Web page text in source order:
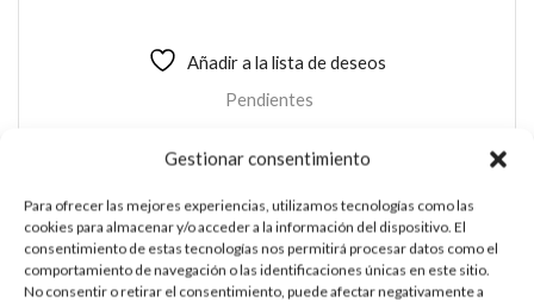
Gestionar consentimiento
Para ofrecer las mejores experiencias, utilizamos tecnologías como las
cookies para almacenar y/o acceder a la información del dispositivo. El
consentimiento de estas tecnologías nos permitirá procesar datos como el
comportamiento de navegación o las identificaciones únicas en este sitio.
No consentir o retirar el consentimiento, puede afectar negativamente a
Añadir a la lista de deseos
Pendientes
PENDIENTES PLATA DORADA ARO